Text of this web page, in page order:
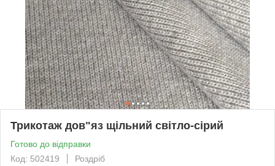
Трикотаж дов"яз щільний світло-сірий
Готово до відправки
Код: 502419
Роздріб